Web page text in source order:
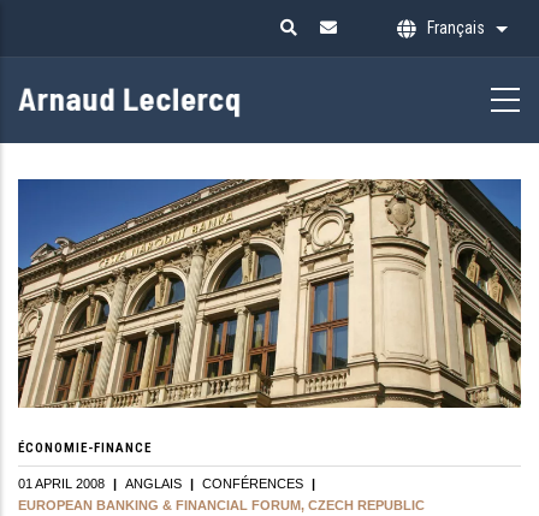
principal
Français
ÉCONOMIE-FINANCE
01 APRIL 2008 ANGLAIS CONFÉRENCES
EUROPEAN BANKING & FINANCIAL FORUM, CZECH REPUBLIC